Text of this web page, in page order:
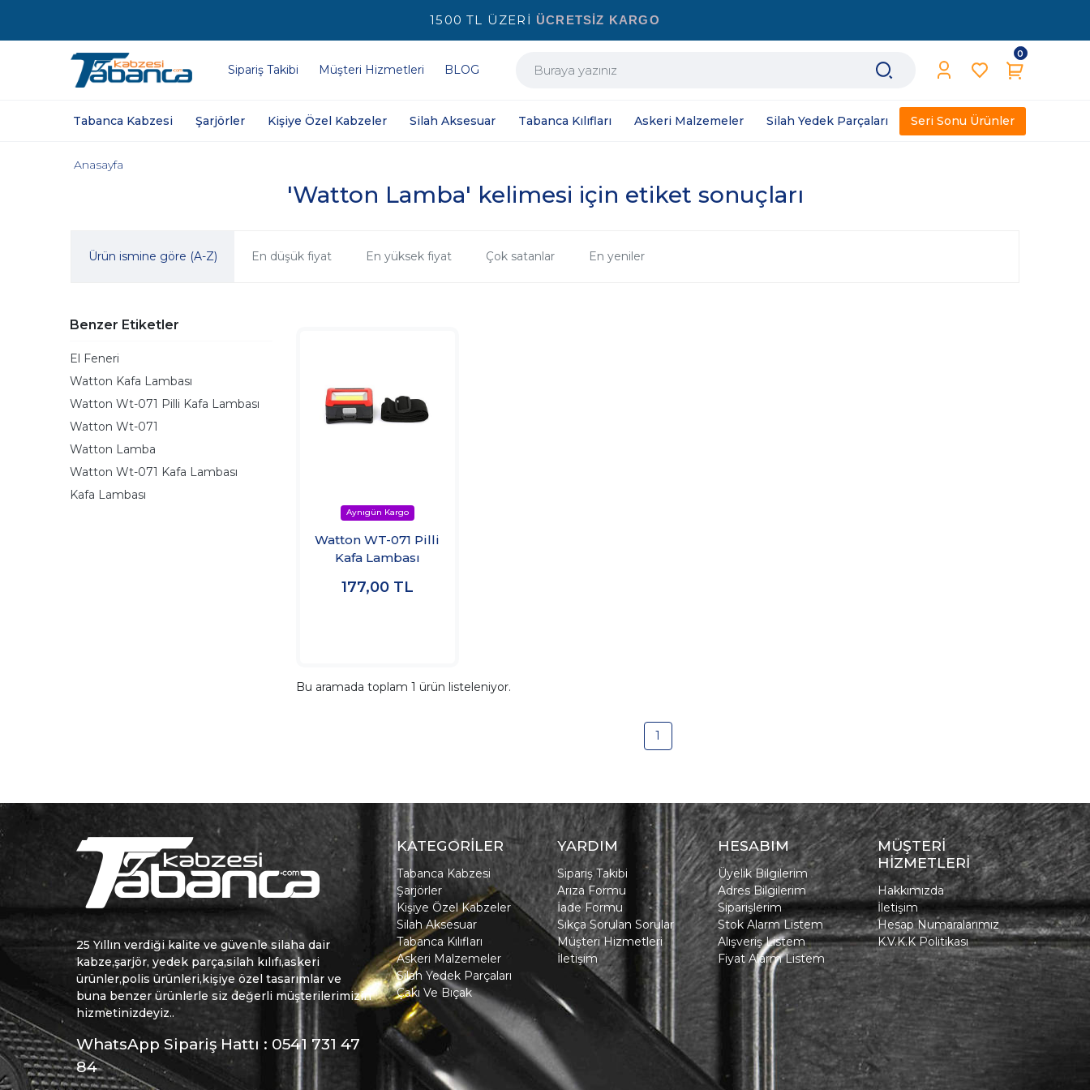
1500 TL ÜZERİ ÜCRETSİZ KARGO
Sipariş Takibi Müşteri Hizmetleri BLOG
0
Tabanca Kabzesi Şarjörler Kişiye Özel Kabzeler Silah Aksesuar Tabanca Kılıfları Askeri Malzemeler Silah Yedek Parçaları Seri Sonu Ürünler
'Watton Lamba' kelimesi için etiket sonuçları
Anasayfa
Ürün ismine göre (A-Z) En düşük fiyat En yüksek fiyat Çok satanlar En yeniler
Benzer Etiketler
El Feneri
Watton Kafa Lambası
Watton Wt-071 Pilli Kafa Lambası
Watton Wt-071
Watton Lamba
Watton Wt-071 Kafa Lambası
Kafa Lambası
Watton WT-071 Pilli
Kafa Lambası
177,00 TL
Bu aramada toplam 1 ürün listeleniyor.
1
25 Yıllın verdiği kalite ve güvenle silaha dair
kabze,şarjör, yedek parça,silah kılıfı,askeri
ürünler,polis ürünleri,kişiye özel tasarımlar ve
buna benzer ürünlerle siz değerli müşterilerimizin
hizmetinizdeyiz..
WhatsApp Sipariş Hattı : 0541 731 47
84
KATEGORİLER
Tabanca Kabzesi
Şarjörler
Kişiye Özel Kabzeler
Silah Aksesuar
Tabanca Kılıfları
Askeri Malzemeler
Silah Yedek Parçaları
Çakı Ve Bıçak
YARDIM
Sipariş Takibi
Arıza Formu
İade Formu
Sıkça Sorulan Sorular
Müşteri Hizmetleri
İletişim
HESABIM
Üyelik Bilgilerim
Adres Bilgilerim
Siparişlerim
Stok Alarm Listem
Alışveriş Listem
Fiyat Alarm Listem
MÜŞTERİ
HİZMETLERİ
Hakkımızda
İletişim
Hesap Numaralarımız
K.V.K.K Politikası